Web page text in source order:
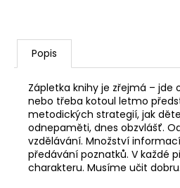
Popis
Zápletka knihy je zřejmá –
nebo třeba kotoul letmo
metodických strategií, jak
odnepaměti, dnes obzvlášť.
vzdělávání. Množství
předávání poznatků. V každé
charakteru. Musíme učit